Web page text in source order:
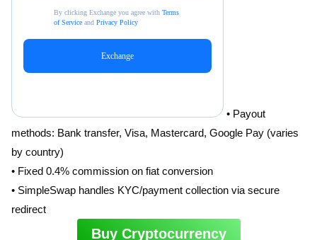
• Payout
methods: Bank transfer, Visa, Mastercard, Google Pay (varies
by country)
• Fixed 0.4% commission on fiat conversion
• SimpleSwap handles KYC/payment collection via secure
redirect
Buy Cryptocurrency